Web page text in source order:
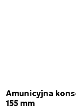
Amunicyjna
155 mm